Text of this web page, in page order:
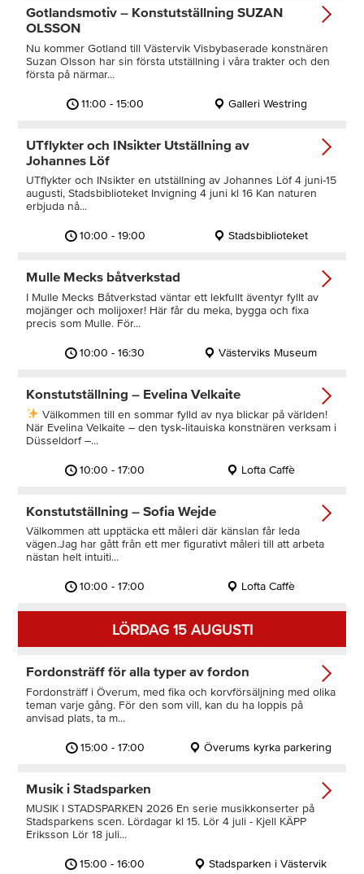
11:00 - 15:00 Galleri Westring
Gotlandsmotiv – Konstutställning SUZAN
OLSSON
Nu kommer Gotland till Västervik Visbybaserade konstnären
Suzan Olsson har sin första utställning i våra trakter och den
första på närmar...
10:00 - 19:00 Stadsbiblioteket
UTflykter och INsikter Utställning av
Johannes Löf
UTflykter och INsikter en utställning av Johannes Löf 4 juni-15
augusti, Stadsbiblioteket Invigning 4 juni kl 16 Kan naturen
erbjuda nå...
10:00 - 16:30 Västerviks Museum
Mulle Mecks båtverkstad
I Mulle Mecks Båtverkstad väntar ett lekfullt äventyr fyllt av
mojänger och molijoxer! Här får du meka, bygga och fixa
precis som Mulle. För...
10:00 - 17:00 Lofta Caffè
Konstutställning – Evelina Velkaite
Välkommen till en sommar fylld av nya blickar på världen!
När Evelina Velkaite – den tysk‑litauiska konstnären verksam i
Düsseldorf –...
10:00 - 17:00 Lofta Caffè
Konstutställning – Sofia Wejde
Välkommen att upptäcka ett måleri där känslan får leda
vägen.Jag har gått från ett mer figurativt måleri till att arbeta
nästan helt intuiti...
LÖRDAG 15 AUGUSTI
15:00 - 17:00 Överums kyrka parkering
Fordonsträff för alla typer av fordon
Fordonsträff i Överum, med fika och korvförsäljning med olika
teman varje gång. För den som vill, kan du ha loppis på
anvisad plats, ta m...
15:00 - 16:00 Stadsparken i Västervik
Musik i Stadsparken
MUSIK I STADSPARKEN 2026 En serie musikkonserter på
Stadsparkens scen. Lördagar kl 15. Lör 4 juli - Kjell KÄPP
Eriksson Lör 18 juli...